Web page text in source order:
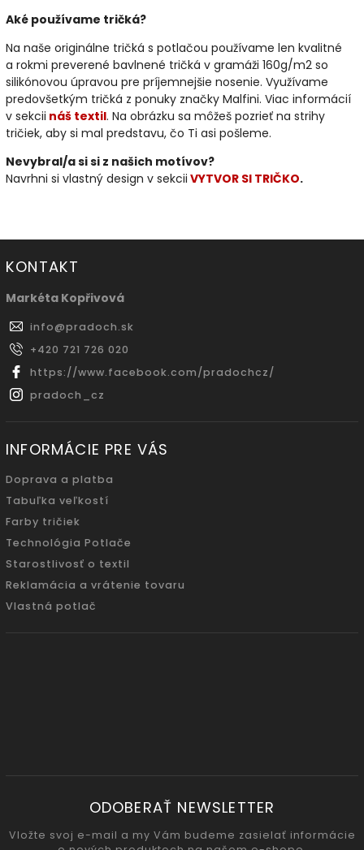
Aké používame tričká?
Na naše originálne tričká s potlačou používame len kvalitné
a rokmi preverené bavlnené tričká v gramáži 160g/m2 so
silikónovou úpravou pre príjemnejšie nosenie. Využívame
predovšetkým tričká z ponuky značky Malfini. Viac informácií
v sekcii náš textil. Na obrázku sa môžeš pozrieť na strihy
tričiek, aby si mal predstavu, čo Ti asi pošleme.
Nevybral/a si si z našich motívov?
Navrhni si vlastný design v sekcii VYTVOR SI TRIČKO.
KONTAKT
Markéta Kopřivová
info@pradoch.sk
+420 721 726 020
https://www.facebook.com/pradochcz/
pradoch_cz
INFORMÁCIE PRE VÁS
Doprava a platba
Tabuľka veľkostí
Farby tričiek
Technológia Potlače
Starostlivosť o textil
Reklamácia a vrátenie tovaru
Vlastná potlač
ODOBERAŤ NEWSLETTER
Vložte svoj e-mail a my Vám budeme zasielať informácie